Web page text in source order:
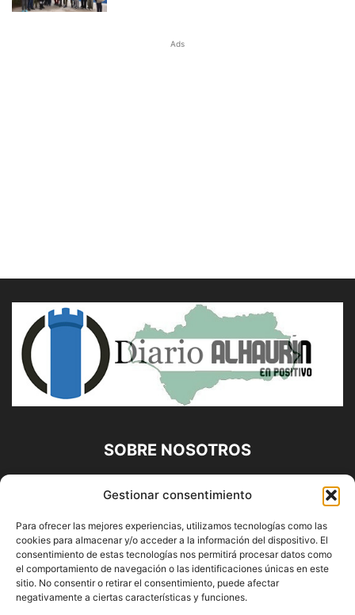
Gestionar consentimiento
Para ofrecer las mejores experiencias, utilizamos tecnologías como las
cookies para almacenar y/o acceder a la información del dispositivo. El
consentimiento de estas tecnologías nos permitirá procesar datos como
el comportamiento de navegación o las identificaciones únicas en este
sitio. No consentir o retirar el consentimiento, puede afectar
negativamente a ciertas características y funciones.
Ads
SOBRE NOSOTROS
Diario Alhaurín (www.alhaurindelatorre.com) Propiedad de
Francisco E. López López | 639 95 71 95 | Noticias de
Alhaurín de la Torre, Málaga y Provincia|
Contáctanos:info@alhaurindelatorre.com
SÍGUENOS